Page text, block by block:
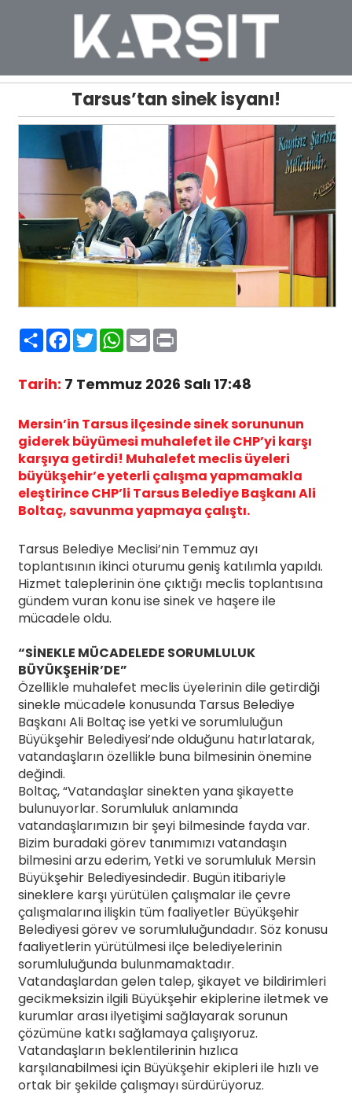
Tarsus’tan sinek isyanı!
PaylaşFacebook
TwitterWhatsApp
EmailPrint
Tarih: 7 Temmuz 2026 Salı 17:48
Mersin’in Tarsus ilçesinde sinek sorununun
giderek büyümesi muhalefet ile CHP’yi karşı
karşıya getirdi! Muhalefet meclis üyeleri
büyükşehir’e yeterli çalışma yapmamakla
eleştirince CHP’li Tarsus Belediye Başkanı Ali
Boltaç, savunma yapmaya çalıştı.
Tarsus Belediye Meclisi’nin Temmuz ayı
toplantısının ikinci oturumu geniş katılımla yapıldı.
Hizmet taleplerinin öne çıktığı meclis toplantısına
gündem vuran konu ise sinek ve haşere ile
mücadele oldu.
“SİNEKLE MÜCADELEDE SORUMLULUK
BÜYÜKŞEHİR’DE”
Özellikle muhalefet meclis üyelerinin dile getirdiği
sinekle mücadele konusunda Tarsus Belediye
Başkanı Ali Boltaç ise yetki ve sorumluluğun
Büyükşehir Belediyesi’nde olduğunu hatırlatarak,
vatandaşların özellikle buna bilmesinin önemine
değindi.
Boltaç, “Vatandaşlar sinekten yana şikayette
bulunuyorlar. Sorumluluk anlamında
vatandaşlarımızın bir şeyi bilmesinde fayda var.
Bizim buradaki görev tanımımızı vatandaşın
bilmesini arzu ederim, Yetki ve sorumluluk Mersin
Büyükşehir Belediyesindedir. Bugün itibariyle
sineklere karşı yürütülen çalışmalar ile çevre
çalışmalarına ilişkin tüm faaliyetler Büyükşehir
Belediyesi görev ve sorumluluğundadır. Söz konusu
faaliyetlerin yürütülmesi ilçe belediyelerinin
sorumluluğunda bulunmamaktadır.
Vatandaşlardan gelen talep, şikayet ve bildirimleri
gecikmeksizin ilgili Büyükşehir ekiplerine iletmek ve
kurumlar arası ilyetişimi sağlayarak sorunun
çözümüne katkı sağlamaya çalışıyoruz.
Vatandaşların beklentilerinin hızlıca
karşılanabilmesi için Büyükşehir ekipleri ile hızlı ve
ortak bir şekilde çalışmayı sürdürüyoruz.